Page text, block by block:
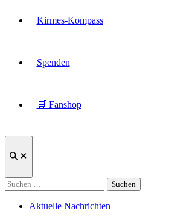
Kirmes-Kompass
Spenden
🛒 Fanshop
Suche
Suchen
nach:
Veröffentlicht
Aktuelle Nachrichten